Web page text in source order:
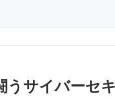
うサイバーセ